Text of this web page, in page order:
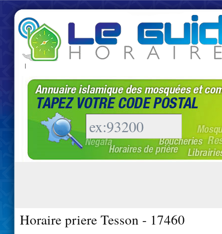
|
Horaire priere Tesson - 17460